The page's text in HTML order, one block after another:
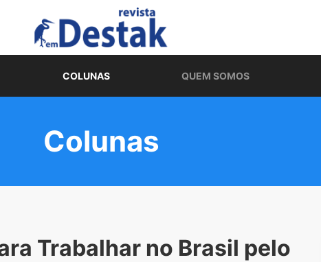
COLUNAS QUEM SOMOS
Colunas
Trabalhar no Brasil pelo